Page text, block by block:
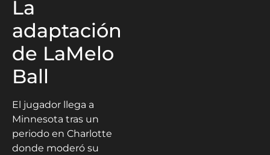
La
adaptación
de LaMelo
Ball
El jugador llega a
Minnesota tras un
periodo en Charlotte
donde moderó su